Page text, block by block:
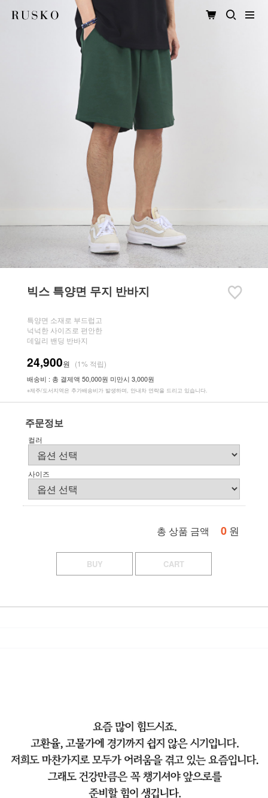
빅스 특양면 무지 반바지
특양면 소재로 부드럽고
넉넉한 사이즈로 편안한
데일리 밴딩 반바지
24,900원 (1% 적립)
배송비 : 총 결제액 50,000원 미만시 3,000원
※제주/도서지역은 추가배송비가 발생하며, 안내차 연락을 드리고 있습니다.
주문정보
컬러
사이즈
총 상품 금액 0 원
BUY CART